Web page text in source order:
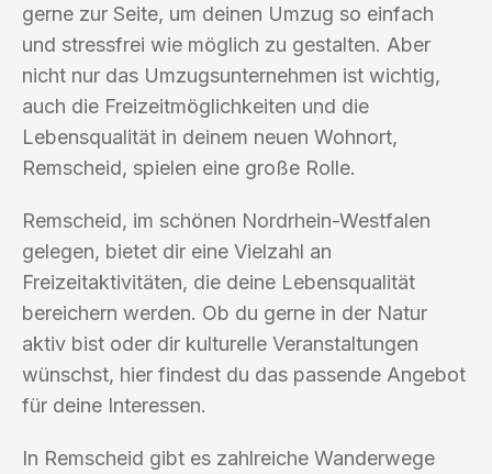
gerne zur Seite, um deinen Umzug so einfach
und stressfrei wie möglich zu gestalten. Aber
nicht nur das Umzugsunternehmen ist wichtig,
auch die Freizeitmöglichkeiten und die
Lebensqualität in deinem neuen Wohnort,
Remscheid, spielen eine große Rolle.
Remscheid, im schönen Nordrhein-Westfalen
gelegen, bietet dir eine Vielzahl an
Freizeitaktivitäten, die deine Lebensqualität
bereichern werden. Ob du gerne in der Natur
aktiv bist oder dir kulturelle Veranstaltungen
wünschst, hier findest du das passende Angebot
für deine Interessen.
In Remscheid gibt es zahlreiche Wanderwege